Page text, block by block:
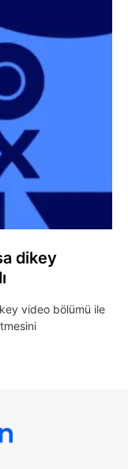
dikey
video bölümü ile